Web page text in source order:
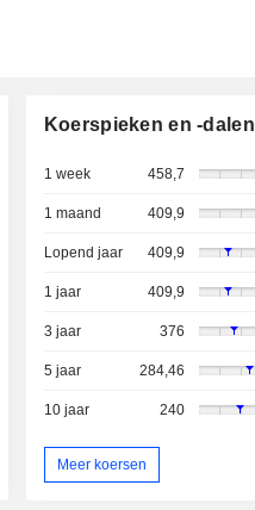
Koerspieken en -dalen
1 week 458,7
1 maand 409,9
Lopend jaar 409,9
1 jaar 409,9
3 jaar 376
5 jaar 284,46
10 jaar 240
Meer koersen